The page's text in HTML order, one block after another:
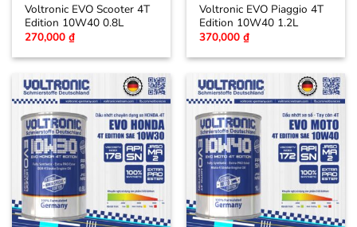
Voltronic EVO Scooter 4T
Edition 10W40 0.8L
270,000₫
Voltronic EVO Piaggio 4T
Edition 10W40 1.2L
370,000₫